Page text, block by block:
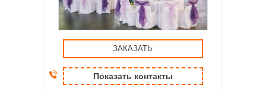
ЗАКАЗАТЬ
Показать контакты